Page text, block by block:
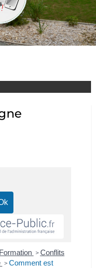
> Conflits
> Comment est